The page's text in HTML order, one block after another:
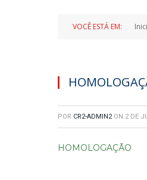
VOCÊ ESTÁ EM:
POR CR2-ADMIN2 ON 2 DE
HOMOLOGAÇÃO